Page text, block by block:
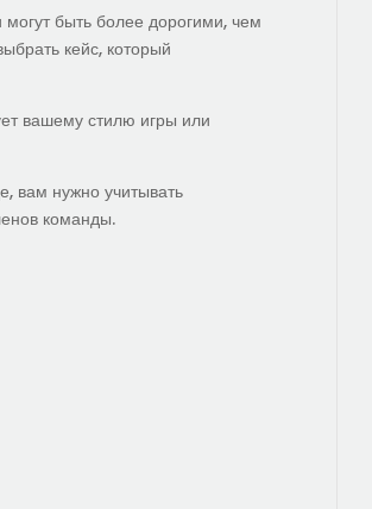
быть более дорогими, чем
кейс, который
вашему стилю игры или
вам нужно учитывать
команды.